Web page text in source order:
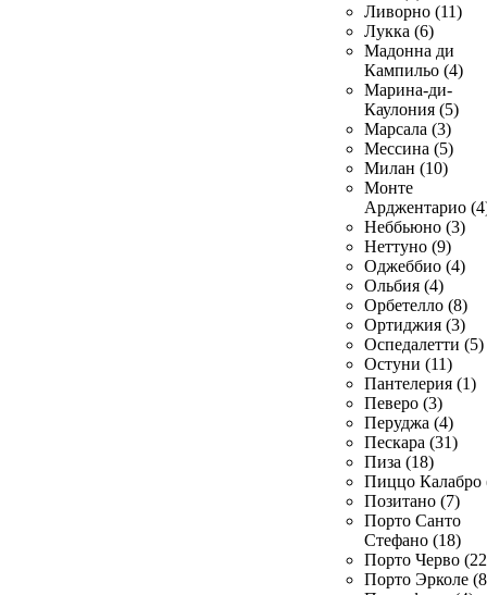
Ливорно (11)
Лукка (6)
Мадонна ди
Кампильо (4)
Марина-ди-
Каулония (5)
Марсала (3)
Мессина (5)
Милан (10)
Монте
Арджентарио
Неббьюно (3)
Неттуно (9)
Оджеббио (4)
Ольбия (4)
Орбетелло (8)
Ортиджия (3)
Оспедалетти (5)
Остуни (11)
Пантелерия (1)
Певеро (3)
Перуджа (4)
Пескара (31)
Пиза (18)
Пиццо Калабро
Позитано (7)
Порто Санто
Стефано (18)
Порто Черво
Порто Эрколе